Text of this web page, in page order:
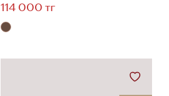
114 000 тг